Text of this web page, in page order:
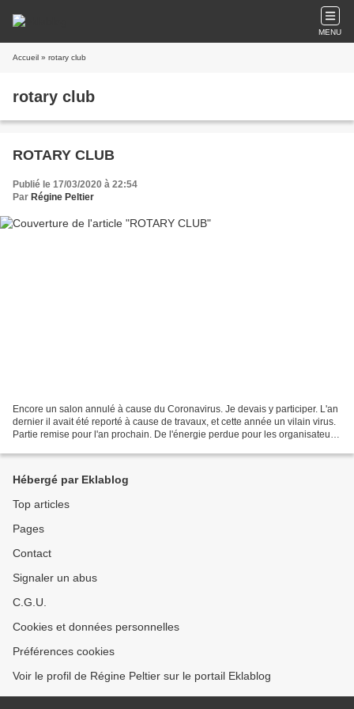
MENU
Accueil » rotary club
rotary club
ROTARY CLUB
Publié le 17/03/2020 à 22:54
Par Régine Peltier
Encore un salon annulé à cause du Coronavirus. Je devais y participer. L'an
dernier il avait été reporté à cause de travaux, et cette année un vilain virus.
Partie remise pour l'an prochain. De l'énergie perdue pour les organisateurs.
Hébergé par Eklablog
Top articles
Pages
Contact
Signaler un abus
C.G.U.
Cookies et données personnelles
Préférences cookies
Voir le profil de Régine Peltier sur le portail Eklablog